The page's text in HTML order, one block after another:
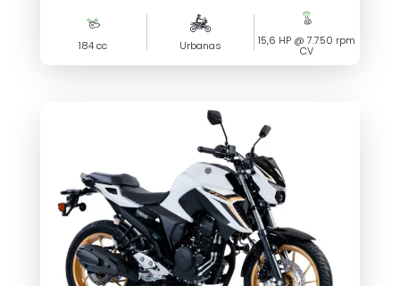
184 cc Urbanas 15,6 HP @ 7.750 rpm
CV